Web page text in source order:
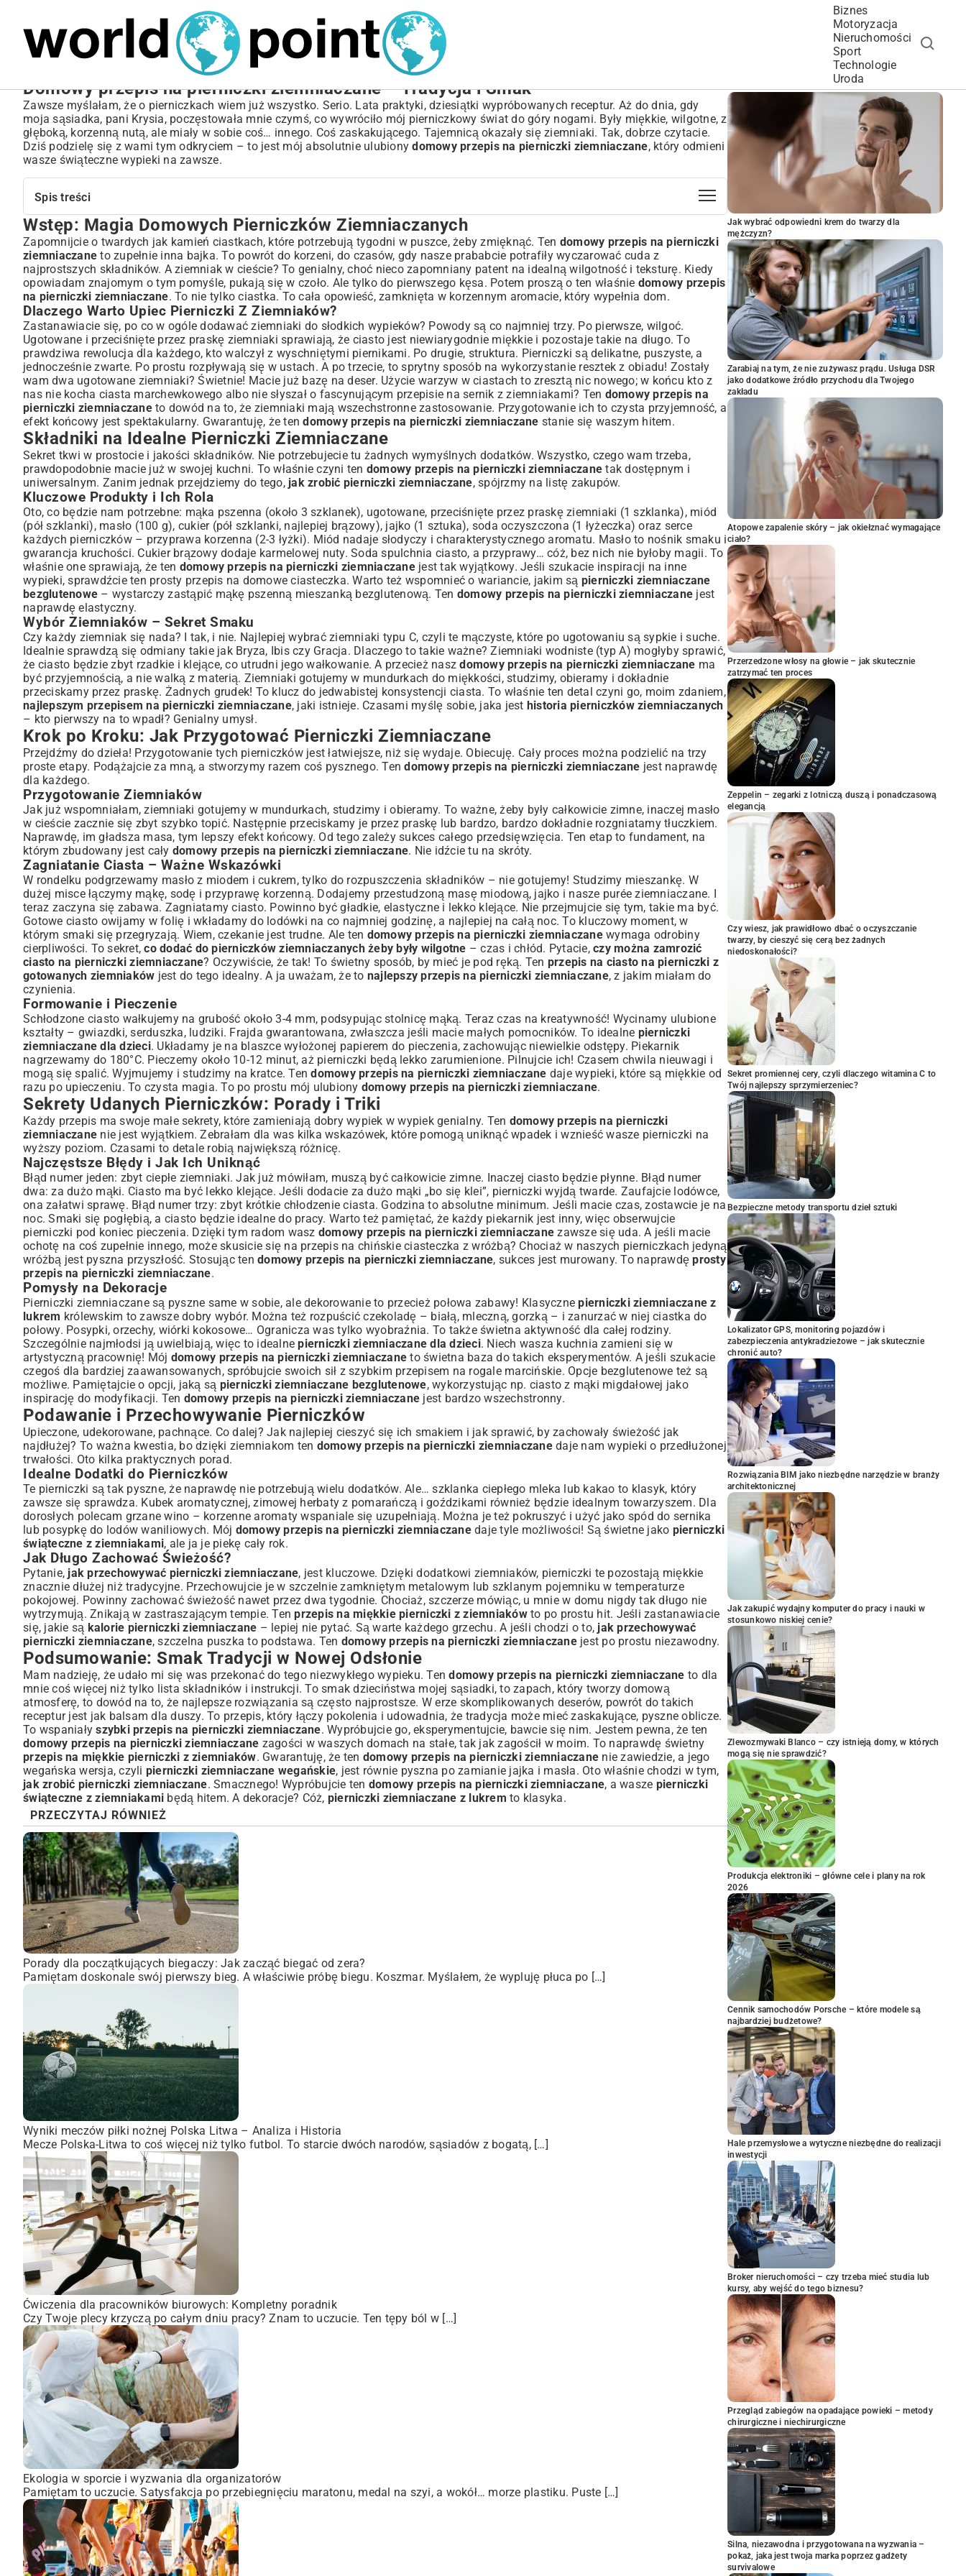
Biznes
Motoryzacja
Nieruchomości
Sport
Technologie
Uroda
Domowy przepis na pierniczki ziemniaczane – Tradycja i Smak
Zawsze myślałam, że o pierniczkach wiem już wszystko. Serio. Lata praktyki, dziesiątki wypróbowanych receptur. Aż do dnia, gdy
moja sąsiadka, pani Krysia, poczęstowała mnie czymś, co wywróciło mój pierniczkowy świat do góry nogami. Były miękkie, wilgotne, z
głęboką, korzenną nutą, ale miały w sobie coś… innego. Coś zaskakującego. Tajemnicą okazały się ziemniaki. Tak, dobrze czytacie.
Dziś podzielę się z wami tym odkryciem – to jest mój absolutnie ulubionydomowy przepis na pierniczki ziemniaczane, który odmieni
wasze świąteczne wypieki na zawsze.
Spis treści
Wstęp: Magia Domowych Pierniczków Ziemniaczanych
Dlaczego Warto Upiec Pierniczki Z Ziemniaków?
Składniki na Idealne Pierniczki Ziemniaczane
Kluczowe Produkty i Ich Rola
Wybór Ziemniaków – Sekret Smaku
Krok po Kroku: Jak Przygotować Pierniczki Ziemniaczane
Przygotowanie Ziemniaków
Zagniatanie Ciasta – Ważne Wskazówki
Formowanie i Pieczenie
Sekrety Udanych Pierniczków: Porady i Triki
Najczęstsze Błędy i Jak Ich Uniknąć
Pomysły na Dekoracje
Podawanie i Przechowywanie Pierniczków
Idealne Dodatki do Pierniczków
Jak Długo Zachować Świeżość?
Podsumowanie: Smak Tradycji w Nowej Odsłonie
Wstęp: Magia Domowych Pierniczków Ziemniaczanych
Zapomnijcie o twardych jak kamień ciastkach, które potrzebują tygodni w puszce, żeby zmięknąć. Ten domowy przepis na pierniczki
ziemniaczane to zupełnie inna bajka. To powrót do korzeni, do czasów, gdy nasze prababcie potrafiły wyczarować cuda z
najprostszych składników. A ziemniak w cieście? To genialny, choć nieco zapomniany patent na idealną wilgotność i teksturę. Kiedy
opowiadam znajomym o tym pomyśle, pukają się w czoło. Ale tylko do pierwszego kęsa. Potem proszą o ten właśnie domowy przepis
na pierniczki ziemniaczane. To nie tylko ciastka. To cała opowieść, zamknięta w korzennym aromacie, który wypełnia dom.
Dlaczego Warto Upiec Pierniczki Z Ziemniaków?
Zastanawiacie się, po co w ogóle dodawać ziemniaki do słodkich wypieków? Powody są co najmniej trzy. Po pierwsze, wilgoć.
Ugotowane i przeciśnięte przez praskę ziemniaki sprawiają, że ciasto jest niewiarygodnie miękkie i pozostaje takie na długo. To
prawdziwa rewolucja dla każdego, kto walczył z wyschniętymi piernikami. Po drugie, struktura. Pierniczki są delikatne, puszyste, a
jednocześnie zwarte. Po prostu rozpływają się w ustach. A po trzecie, to sprytny sposób na wykorzystanie resztek z obiadu! Zostały
wam dwa ugotowane ziemniaki? Świetnie! Macie już bazę na deser. Użycie warzyw w ciastach to zresztą nic nowego; w końcu kto z
nas nie kocha ciasta marchewkowego albo nie słyszał o fascynującym przepisie na sernik z ziemniakami? Ten domowy przepis na
pierniczki ziemniaczaneto dowód na to, że ziemniaki mają wszechstronne zastosowanie. Przygotowanie ich to czysta przyjemność, a
efekt końcowy jest spektakularny. Gwarantuję, że tendomowy przepis na pierniczki ziemniaczane stanie się waszym hitem.
Składniki na Idealne Pierniczki Ziemniaczane
Sekret tkwi w prostocie i jakości składników. Nie potrzebujecie tu żadnych wymyślnych dodatków. Wszystko, czego wam trzeba,
prawdopodobnie macie już w swojej kuchni. To właśnie czyni ten domowy przepis na pierniczki ziemniaczane tak dostępnym i
uniwersalnym. Zanim jednak przejdziemy do tego, jak zrobić pierniczki ziemniaczane, spójrzmy na listę zakupów.
Kluczowe Produkty i Ich Rola
Oto, co będzie nam potrzebne: mąka pszenna (około 3 szklanek), ugotowane, przeciśnięte przez praskę ziemniaki (1 szklanka), miód
(pół szklanki), masło (100 g), cukier (pół szklanki, najlepiej brązowy), jajko (1 sztuka), soda oczyszczona (1 łyżeczka) oraz serce
każdych pierniczków – przyprawa korzenna (2-3 łyżki). Miód nadaje słodyczy i charakterystycznego aromatu. Masło to nośnik smaku i
gwarancja kruchości. Cukier brązowy dodaje karmelowej nuty. Soda spulchnia ciasto, a przyprawy… cóż, bez nich nie byłoby magii. To
właśnie one sprawiają, że ten domowy przepis na pierniczki ziemniaczanejest tak wyjątkowy. Jeśli szukacie inspiracji na inne
wypieki, sprawdźcie ten prosty przepis na domowe ciasteczka. Warto też wspomnieć o wariancie, jakim są pierniczki ziemniaczane
bezglutenowe – wystarczy zastąpić mąkę pszenną mieszanką bezglutenową. Ten domowy przepis na pierniczki ziemniaczane jest
naprawdę elastyczny.
Wybór Ziemniaków – Sekret Smaku
Czy każdy ziemniak się nada? I tak, i nie. Najlepiej wybrać ziemniaki typu C, czyli te mączyste, które po ugotowaniu są sypkie i suche.
Idealnie sprawdzą się odmiany takie jak Bryza, Ibis czy Gracja. Dlaczego to takie ważne? Ziemniaki wodniste (typ A) mogłyby sprawić,
że ciasto będzie zbyt rzadkie i klejące, co utrudni jego wałkowanie. A przecież naszdomowy przepis na pierniczki ziemniaczane ma
być przyjemnością, a nie walką z materią. Ziemniaki gotujemy w mundurkach do miękkości, studzimy, obieramy i dokładnie
przeciskamy przez praskę. Żadnych grudek! To klucz do jedwabistej konsystencji ciasta. To właśnie ten detal czyni go, moim zdaniem,
najlepszym przepisem na pierniczki ziemniaczane, jaki istnieje. Czasami myślę sobie, jaka jest historia pierniczków ziemniaczanych
– kto pierwszy na to wpadł? Genialny umysł.
Krok po Kroku: Jak Przygotować Pierniczki Ziemniaczane
Przejdźmy do dzieła! Przygotowanie tych pierniczków jest łatwiejsze, niż się wydaje. Obiecuję. Cały proces można podzielić na trzy
proste etapy. Podążajcie za mną, a stworzymy razem coś pysznego. Tendomowy przepis na pierniczki ziemniaczane jest naprawdę
dla każdego.
Przygotowanie Ziemniaków
Jak już wspomniałam, ziemniaki gotujemy w mundurkach, studzimy i obieramy. To ważne, żeby były całkowicie zimne, inaczej masło
w cieście zacznie się zbyt szybko topić. Następnie przeciskamy je przez praskę lub bardzo, bardzo dokładnie rozgniatamy tłuczkiem.
Naprawdę, im gładsza masa, tym lepszy efekt końcowy. Od tego zależy sukces całego przedsięwzięcia. Ten etap to fundament, na
którym zbudowany jest cały domowy przepis na pierniczki ziemniaczane. Nie idźcie tu na skróty.
Zagniatanie Ciasta – Ważne Wskazówki
W rondelku podgrzewamy masło z miodem i cukrem, tylko do rozpuszczenia składników – nie gotujemy! Studzimy mieszankę. W
dużej misce łączymy mąkę, sodę i przyprawę korzenną. Dodajemy przestudzoną masę miodową, jajko i nasze purée ziemniaczane. I
teraz zaczyna się zabawa. Zagniatamy ciasto. Powinno być gładkie, elastyczne i lekko klejące. Nie przejmujcie się tym, takie ma być.
Gotowe ciasto owijamy w folię i wkładamy do lodówki na co najmniej godzinę, a najlepiej na całą noc. To kluczowy moment, w
którym smaki się przegryzają. Wiem, czekanie jest trudne. Ale ten domowy przepis na pierniczki ziemniaczanewymaga odrobiny
cierpliwości. To sekret,co dodać do pierniczków ziemniaczanych żeby były wilgotne – czas i chłód. Pytacie, czy można zamrozić
ciasto na pierniczki ziemniaczane? Oczywiście, że tak! To świetny sposób, by mieć je pod ręką. Ten przepis na ciasto na pierniczki z
gotowanych ziemniaków jest do tego idealny. A ja uważam, że to najlepszy przepis na pierniczki ziemniaczane, z jakim miałam do
czynienia.
Formowanie i Pieczenie
Schłodzone ciasto wałkujemy na grubość około 3-4 mm, podsypując stolnicę mąką. Teraz czas na kreatywność! Wycinamy ulubione
kształty – gwiazdki, serduszka, ludziki. Frajda gwarantowana, zwłaszcza jeśli macie małych pomocników. To idealne pierniczki
ziemniaczane dla dzieci. Układamy je na blaszce wyłożonej papierem do pieczenia, zachowując niewielkie odstępy. Piekarnik
nagrzewamy do 180°C. Pieczemy około 10-12 minut, aż pierniczki będą lekko zarumienione. Pilnujcie ich! Czasem chwila nieuwagi i
mogą się spalić. Wyjmujemy i studzimy na kratce. Tendomowy przepis na pierniczki ziemniaczane daje wypieki, które są miękkie od
razu po upieczeniu. To czysta magia. To po prostu mój ulubiony domowy przepis na pierniczki ziemniaczane.
Sekrety Udanych Pierniczków: Porady i Triki
Każdy przepis ma swoje małe sekrety, które zamieniają dobry wypiek w wypiek genialny. Ten domowy przepis na pierniczki
ziemniaczane nie jest wyjątkiem. Zebrałam dla was kilka wskazówek, które pomogą uniknąć wpadek i wznieść wasze pierniczki na
wyższy poziom. Czasami to detale robią największą różnicę.
Najczęstsze Błędy i Jak Ich Uniknąć
Błąd numer jeden: zbyt ciepłe ziemniaki. Jak już mówiłam, muszą być całkowicie zimne. Inaczej ciasto będzie płynne. Błąd numer
dwa: za dużo mąki. Ciasto ma być lekko klejące. Jeśli dodacie za dużo mąki „bo się klei”, pierniczki wyjdą twarde. Zaufajcie lodówce,
ona załatwi sprawę. Błąd numer trzy: zbyt krótkie chłodzenie ciasta. Godzina to absolutne minimum. Jeśli macie czas, zostawcie je na
noc. Smaki się pogłębią, a ciasto będzie idealne do pracy. Warto też pamiętać, że każdy piekarnik jest inny, więc obserwujcie
pierniczki pod koniec pieczenia. Dzięki tym radom wasz domowy przepis na pierniczki ziemniaczane zawsze się uda. A jeśli macie
ochotę na coś zupełnie innego, może skusicie się na przepis na chińskie ciasteczka z wróżbą? Chociaż w naszych pierniczkach jedyną
wróżbą jest pyszna przyszłość. Stosując ten domowy przepis na pierniczki ziemniaczane, sukces jest murowany. To naprawdęprosty
przepis na pierniczki ziemniaczane.
Pomysły na Dekoracje
Pierniczki ziemniaczane są pyszne same w sobie, ale dekorowanie to przecież połowa zabawy! Klasycznepierniczki ziemniaczane z
lukrem królewskim to zawsze dobry wybór. Można też rozpuścić czekoladę – białą, mleczną, gorzką – i zanurzać w niej ciastka do
połowy. Posypki, orzechy, wiórki kokosowe… Ogranicza was tylko wyobraźnia. To także świetna aktywność dla całej rodziny.
Szczególnie najmłodsi ją uwielbiają, więc to idealnepierniczki ziemniaczane dla dzieci. Niech wasza kuchnia zamieni się w
artystyczną pracownię! Mój domowy przepis na pierniczki ziemniaczane to świetna baza do takich eksperymentów. A jeśli szukacie
czegoś dla bardziej zaawansowanych, spróbujcie swoich sił z szybkim przepisem na rogale marcińskie. Opcje bezglutenowe też są
możliwe. Pamiętajcie o opcji, jaką są pierniczki ziemniaczane bezglutenowe, wykorzystując np. ciasto z mąki migdałowej jako
inspirację do modyfikacji. Ten domowy przepis na pierniczki ziemniaczane jest bardzo wszechstronny.
Podawanie i Przechowywanie Pierniczków
Upieczone, udekorowane, pachnące. Co dalej? Jak najlepiej cieszyć się ich smakiem i jak sprawić, by zachowały świeżość jak
najdłużej? To ważna kwestia, bo dzięki ziemniakom ten domowy przepis na pierniczki ziemniaczanedaje nam wypieki o przedłużonej
trwałości. Oto kilka praktycznych porad.
Idealne Dodatki do Pierniczków
Te pierniczki są tak pyszne, że naprawdę nie potrzebują wielu dodatków. Ale… szklanka ciepłego mleka lub kakao to klasyk, który
zawsze się sprawdza. Kubek aromatycznej, zimowej herbaty z pomarańczą i goździkami również będzie idealnym towarzyszem. Dla
dorosłych polecam grzane wino – korzenne aromaty wspaniale się uzupełniają. Można je też pokruszyć i użyć jako spód do sernika
lub posypkę do lodów waniliowych. Mój domowy przepis na pierniczki ziemniaczanedaje tyle możliwości! Są świetne jako pierniczki
świąteczne z ziemniakami, ale ja je piekę cały rok.
Jak Długo Zachować Świeżość?
Pytanie, jak przechowywać pierniczki ziemniaczane, jest kluczowe. Dzięki dodatkowi ziemniaków, pierniczki te pozostają miękkie
znacznie dłużej niż tradycyjne. Przechowujcie je w szczelnie zamkniętym metalowym lub szklanym pojemniku w temperaturze
pokojowej. Powinny zachować świeżość nawet przez dwa tygodnie. Chociaż, szczerze mówiąc, u mnie w domu nigdy tak długo nie
wytrzymują. Znikają w zastraszającym tempie. Tenprzepis na miękkie pierniczki z ziemniakówto po prostu hit. Jeśli zastanawiacie
się, jakie są kalorie pierniczki ziemniaczane – lepiej nie pytać. Są warte każdego grzechu. A jeśli chodzi o to, jak przechowywać
pierniczki ziemniaczane, szczelna puszka to podstawa. Ten domowy przepis na pierniczki ziemniaczanejest po prostu niezawodny.
Podsumowanie: Smak Tradycji w Nowej Odsłonie
Mam nadzieję, że udało mi się was przekonać do tego niezwykłego wypieku. Tendomowy przepis na pierniczki ziemniaczane to dla
mnie coś więcej niż tylko lista składników i instrukcji. To smak dzieciństwa mojej sąsiadki, to zapach, który tworzy domową
atmosferę, to dowód na to, że najlepsze rozwiązania są często najprostsze. W erze skomplikowanych deserów, powrót do takich
receptur jest jak balsam dla duszy. To przepis, który łączy pokolenia i udowadnia, że tradycja może mieć zaskakujące, pyszne oblicze.
To wspaniałyszybki przepis na pierniczki ziemniaczane. Wypróbujcie go, eksperymentujcie, bawcie się nim. Jestem pewna, że ten
domowy przepis na pierniczki ziemniaczane zagości w waszych domach na stałe, tak jak zagościł w moim. To naprawdę świetny
przepis na miękkie pierniczki z ziemniaków. Gwarantuję, że ten domowy przepis na pierniczki ziemniaczane nie zawiedzie, a jego
wegańska wersja, czyli pierniczki ziemniaczane wegańskie, jest równie pyszna po zamianie jajka i masła. Oto właśnie chodzi w tym,
jak zrobić pierniczki ziemniaczane. Smacznego! Wypróbujcie ten domowy przepis na pierniczki ziemniaczane, a wasze pierniczki
świąteczne z ziemniakami będą hitem. A dekoracje? Cóż, pierniczki ziemniaczane z lukrem to klasyka.
PRZECZYTAJ RÓWNIEŻ
Porady dla początkujących biegaczy: Jak zacząć biegać od zera?
Pamiętam doskonale swój pierwszy bieg. A właściwie próbę biegu. Koszmar. Myślałem, że wypluję płuca po […]
Wyniki meczów piłki nożnej Polska Litwa – Analiza i Historia
Mecze Polska-Litwa to coś więcej niż tylko futbol. To starcie dwóch narodów, sąsiadów z bogatą, […]
Ćwiczenia dla pracowników biurowych: Kompletny poradnik
Czy Twoje plecy krzyczą po całym dniu pracy? Znam to uczucie. Ten tępy ból w […]
Ekologia w sporcie i wyzwania dla organizatorów
Pamiętam to uczucie. Satysfakcja po przebiegnięciu maratonu, medal na szyi, a wokół… morze plastiku. Puste […]
POPULARNE ARTYKUŁY
Jak wybrać odpowiedni krem do twarzy dla
mężczyzn?
Zarabiaj na tym, że nie zużywasz prądu. Usługa DSR
jako dodatkowe źródło przychodu dla Twojego
zakładu
Atopowe zapalenie skóry – jak okiełznać wymagające
ciało?
Przerzedzone włosy na głowie – jak skutecznie
zatrzymać ten proces
Zeppelin – zegarki z lotniczą duszą i ponadczasową
elegancją
Czy wiesz, jak prawidłowo dbać o oczyszczanie
twarzy, by cieszyć się cerą bez żadnych
niedoskonałości?
Sekret promiennej cery, czyli dlaczego witamina C to
Twój najlepszy sprzymierzeniec?
Bezpieczne metody transportu dzieł sztuki
Lokalizator GPS, monitoring pojazdów i
zabezpieczenia antykradzieżowe – jak skutecznie
chronić auto?
Rozwiązania BIM jako niezbędne narzędzie w branży
architektonicznej
Jak zakupić wydajny komputer do pracy i nauki w
stosunkowo niskiej cenie?
Zlewozmywaki Blanco – czy istnieją domy, w których
mogą się nie sprawdzić?
Produkcja elektroniki – główne cele i plany na rok
2026
Cennik samochodów Porsche – które modele są
najbardziej budżetowe?
Hale przemysłowe a wytyczne niezbędne do realizacji
inwestycji
Broker nieruchomości – czy trzeba mieć studia lub
kursy, aby wejść do tego biznesu?
Przegląd zabiegów na opadające powieki – metody
chirurgiczne i niechirurgiczne
Silna, niezawodna i przygotowana na wyzwania –
pokaż, jaka jest twoja marka poprzez gadżety
survivalowe